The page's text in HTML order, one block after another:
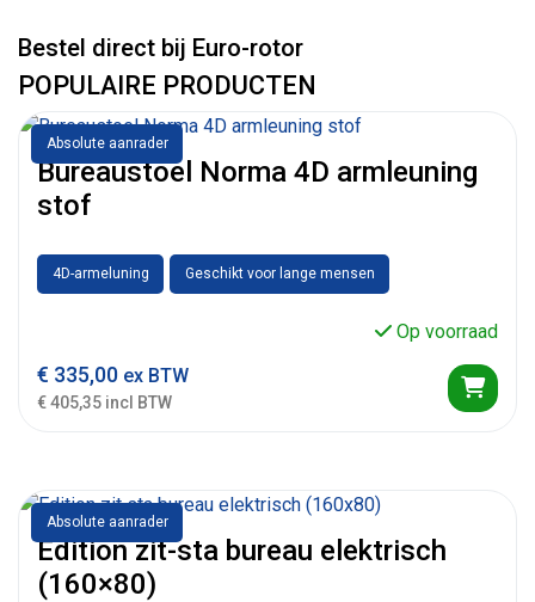
Bestel direct bij Euro-rotor
POPULAIRE PRODUCTEN
Absolute aanrader
Bureaustoel Norma 4D armleuning
stof
4D-armeluning Geschikt voor lange mensen
Op voorraad
€ 335,00 ex BTW
€ 405,35 incl BTW
Absolute aanrader
Edition zit-sta bureau elektrisch
(160×80)